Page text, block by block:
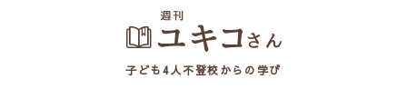
子ども4人不登校からの学び